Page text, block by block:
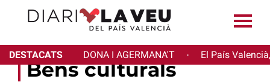
DESTACATS DONA I AGERMANA'T · El País
Béns culturals